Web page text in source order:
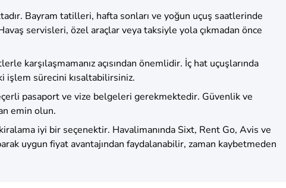
Bayram tatilleri, hafta sonları ve yoğun uçuş saatlerinde
servisleri, özel araçlar veya taksiyle yola çıkmadan önce
karşılaşmamanız açısından önemlidir. İç hat uçuşlarında
işlem sürecini kısaltabilirsiniz.
pasaport ve vize belgeleri gerekmektedir. Güvenlik ve
emin olun.
iyi bir seçenektir. Havalimanında Sixt, Rent Go, Avis ve
uygun fiyat avantajından faydalanabilir, zaman kaybetmeden